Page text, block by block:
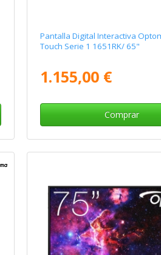
Pantalla Digital Interactiva
Touch Serie 1 1651RK/ 65"
1.155,00 €
Comprar